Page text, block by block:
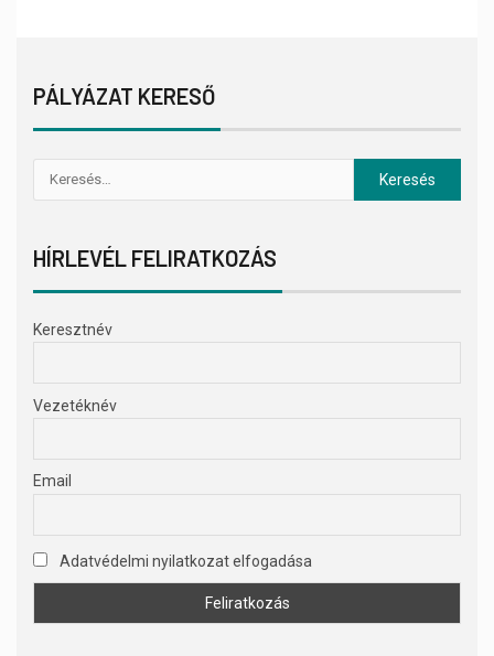
PÁLYÁZAT KERESŐ
HÍRLEVÉL FELIRATKOZÁS
Keresztnév
Vezetéknév
Email
Adatvédelmi nyilatkozat elfogadása